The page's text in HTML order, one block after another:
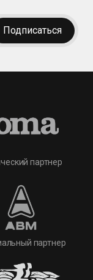
Подписаться
партнер
партнер